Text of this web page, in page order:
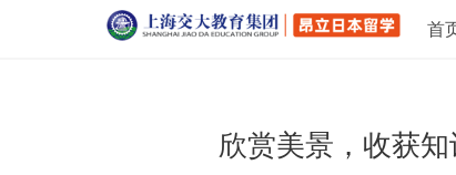
首
欣赏美景，收获